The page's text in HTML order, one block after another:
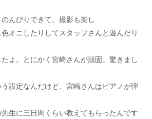
んびりできて。撮影も楽し
オニしたりしてスタッフさんと遊んだり
よ。とにかく宮崎さんが頑固。驚きまし
設定なんだけど、宮崎さんはピアノが弾
生に三日間くらい教えてもらったんです